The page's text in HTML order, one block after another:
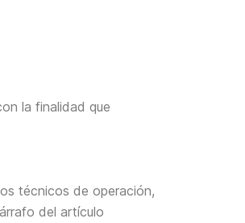
la finalidad que
técnicos de operación,
del artículo